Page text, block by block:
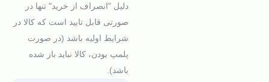
دلیل "انصراف از خرید" تنها در
صورتی قابل تایید است که کالا در
شرایط اولیه باشد (در صورت
پلمپ بودن، کالا نباید باز شده
باشد).